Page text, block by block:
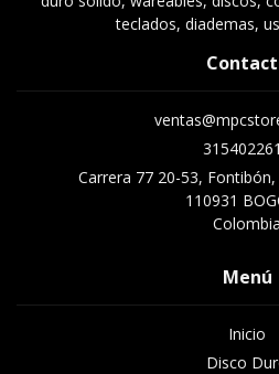
teclados, diademas,
Carrera 77 20-53,
110931
Colombia
Menú
Inicio
Disco